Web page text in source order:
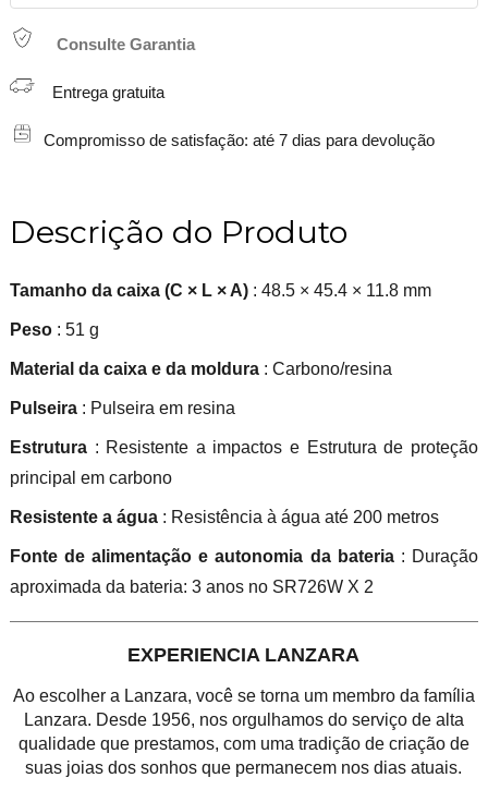
Consulte Garantia
Entrega gratuita
Compromisso de satisfação: até 7 dias para devolução
Descrição do Produto
Tamanho da caixa (C × L × A) : 48.5 × 45.4 × 11.8 mm
Peso: 51 g
Material da caixa e da moldura: Carbono/resina
Pulseira: Pulseira em resina
Estrutura: Resistente a impactos e Estrutura de proteção
principal em carbono
Resistente a água: Resistência à água até 200 metros
Fonte de alimentação e autonomia da bateria: Duração
aproximada da bateria: 3 anos no SR726W X 2
EXPERIENCIA LANZARA
Ao escolher a Lanzara, você se torna um membro da família
Lanzara. Desde 1956, nos orgulhamos do serviço de alta
qualidade que prestamos, com uma tradição de criação de
suas joias dos sonhos que permanecem nos dias atuais.